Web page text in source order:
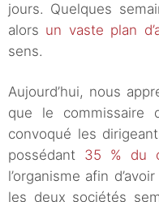
jours. Quelques
alors un vaste plan
sens.
Aujourd’hui, nous
que le commissaire
convoqué les
possédant 35 % du
l’organisme afin
les deux sociétés